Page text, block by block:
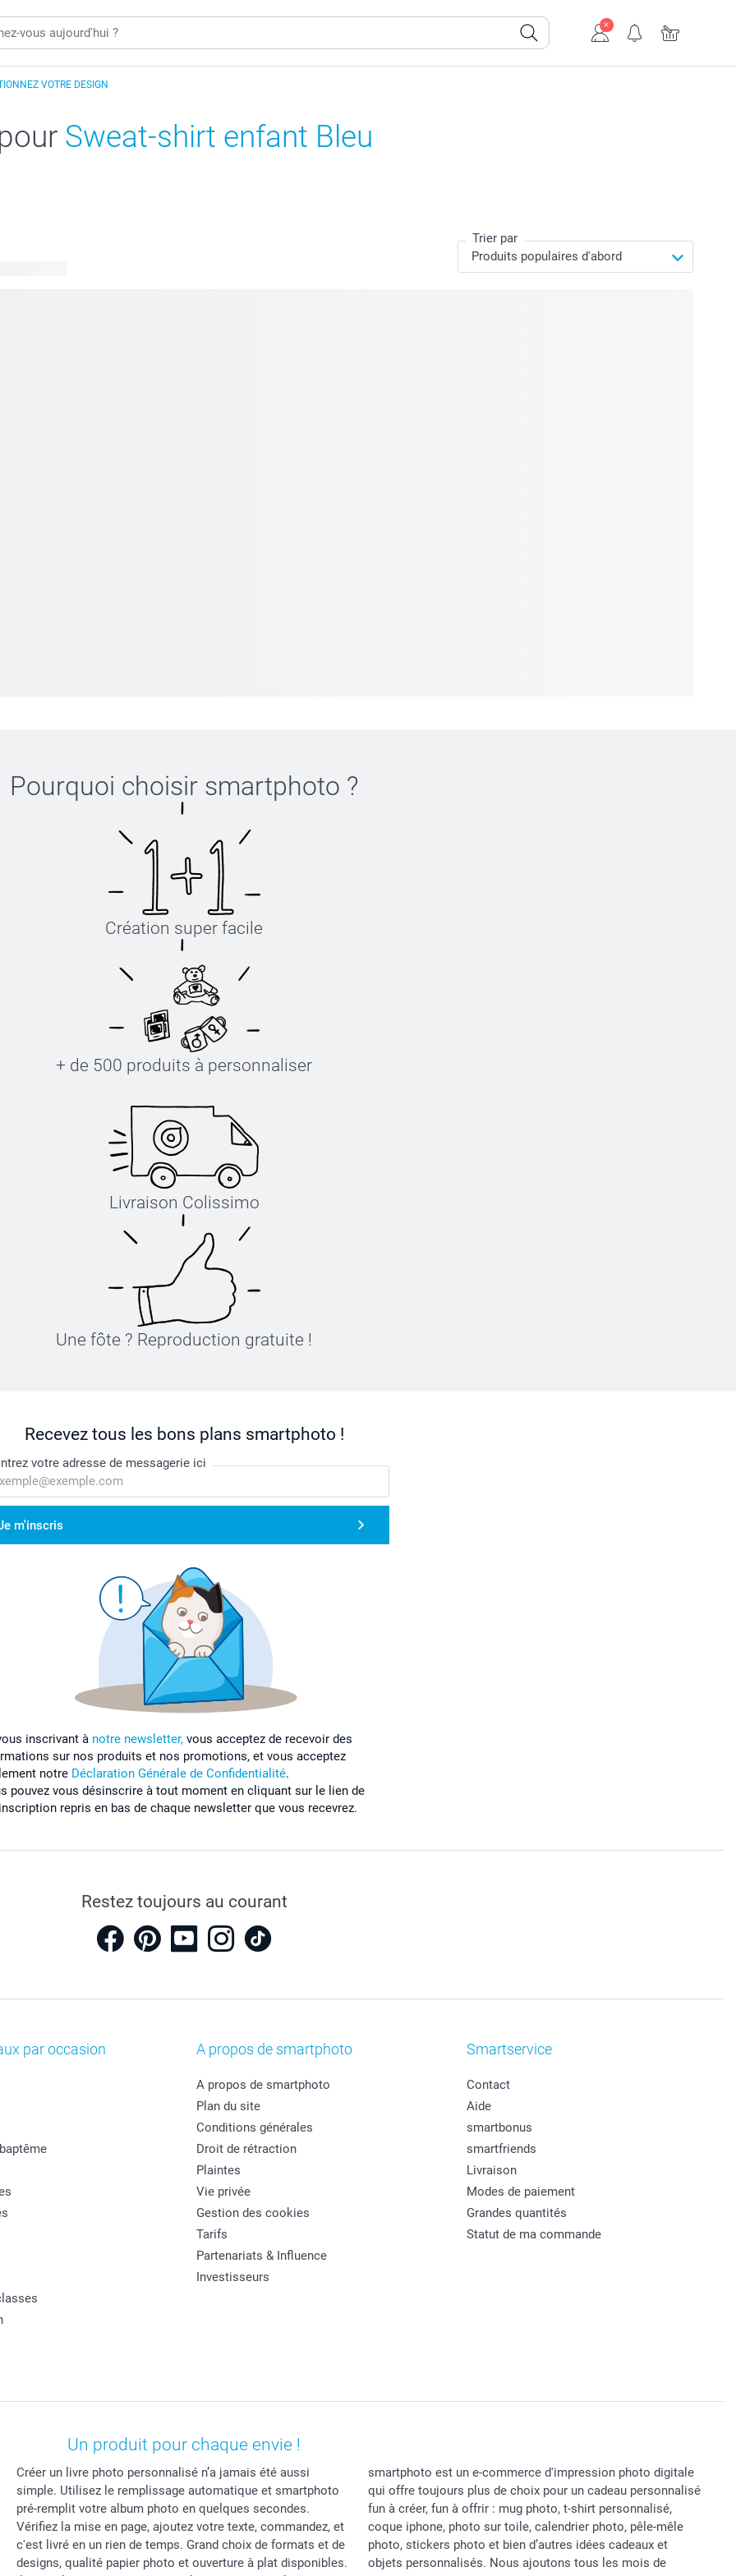
VOTRE DESIGN
Sweat-shirt enfant Bleu
Trier par
Pourquoi choisir smartphoto ?
Création super facile
+ de 500 produits à personnaliser
Livraison Colissimo
Une fôte ? Reproduction gratuite !
Recevez tous les bons plans smartphoto !
votre adresse de messagerie ici
m'inscris
inscrivant à notre newsletter, vous acceptez de recevoir des
sur nos produits et nos promotions, et vous acceptez
notre Déclaration Générale de Confidentialité.
pouvez vous désinscrire à tout moment en cliquant sur le lien de
repris en bas de chaque newsletter que vous recevrez.
Restez toujours au courant
par occasion A propos de smartphoto
A propos de smartphoto
Plan du site
Conditions générales
Droit de rétraction
Plaintes
Vie privée
Gestion des cookies
Tarifs
Partenariats & Influence
Investisseurs
Smartservice
Contact
Aide
smartbonus
smartfriends
Livraison
Modes de paiement
Grandes quantités
Statut de ma commande
Un produit pour chaque envie !
Créer un livre photo personnalisé n’a jamais été aussi
simple. Utilisez le remplissage automatique et smartphoto
pré-remplit votre album photo en quelques secondes.
Vérifiez la mise en page, ajoutez votre texte, commandez, et
c'est livré en un rien de temps. Grand choix de formats et de
designs, qualité papier photo et ouverture à plat disponibles.
smartphoto est un e-commerce d'impression photo digitale
qui offre toujours plus de choix pour un cadeau personnalisé
fun à créer, fun à offrir : mug photo, t-shirt personnalisé,
coque iphone, photo sur toile, calendrier photo, pêle-mêle
photo, stickers photo et bien d’autres idées cadeaux et
objets personnalisés. Nous ajoutons tous les mois de